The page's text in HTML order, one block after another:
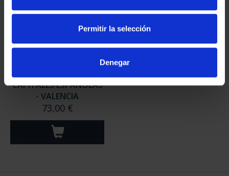
Permitir la selección
Denegar
CAPITALES ESPAÑOLAS
- VALENCIA
73,00 €